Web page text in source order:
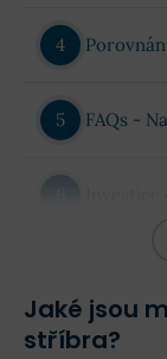
FAQs -
Jaké jsou
stříbra?